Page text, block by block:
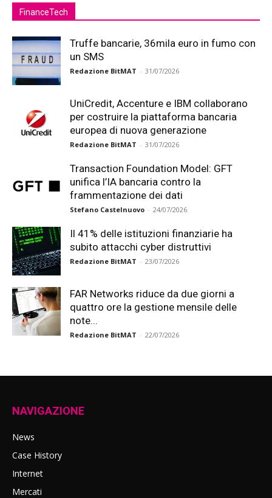
FinanceTech
Truffe bancarie, 36mila euro in fumo con
un SMS
Redazione BitMAT - 31/07/2026
UniCredit, Accenture e IBM collaborano
per costruire la piattaforma bancaria
europea di nuova generazione
Redazione BitMAT - 31/07/2026
Transaction Foundation Model: GFT
unifica l’IA bancaria contro la
frammentazione dei dati
Stefano Castelnuovo - 24/07/2026
Il 41% delle istituzioni finanziarie ha
subito attacchi cyber distruttivi
Redazione BitMAT - 23/07/2026
FAR Networks riduce da due giorni a
quattro ore la gestione mensile delle
note...
Redazione BitMAT - 22/07/2026
NAVIGAZIONE
News
Case History
Internet
Mercati